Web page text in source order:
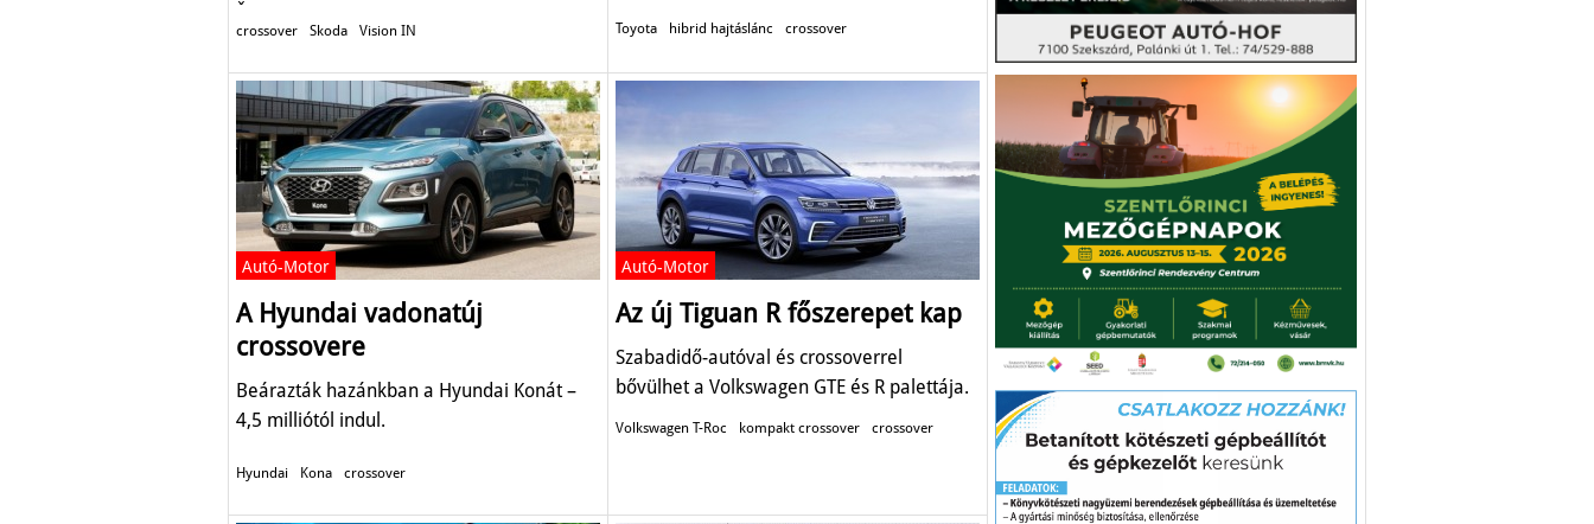
crossover Skoda Vision IN Toyota hibrid hajtáslánc crossover
Autó-Motor
A Hyundai vadonatúj
crossovere
Beárazták hazánkban a Hyundai Konát –
4,5 milliótól indul.
Hyundai Kona crossover
Autó-Motor
Az új Tiguan R főszerepet kap
Szabadidő-autóval és crossoverrel
bővülhet a Volkswagen GTE és R palettája.
Volkswagen T-Roc kompakt crossover crossover